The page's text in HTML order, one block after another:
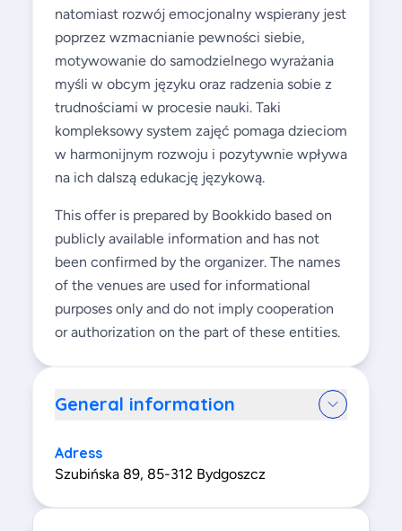
natomiast rozwój emocjonalny wspierany jest
poprzez wzmacnianie pewności siebie,
motywowanie do samodzielnego wyrażania
myśli w obcym języku oraz radzenia sobie z
trudnościami w procesie nauki. Taki
kompleksowy system zajęć pomaga dzieciom
w harmonijnym rozwoju i pozytywnie wpływa
na ich dalszą edukację językową.
This offer is prepared by Bookkido based on
publicly available information and has not
been confirmed by the organizer. The names
of the venues are used for informational
purposes only and do not imply cooperation
or authorization on the part of these entities.
General information
Adress
Szubińska 89, 85-312 Bydgoszcz